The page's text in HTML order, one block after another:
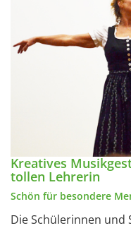
Kreatives
tollen Lehrerin
Schön für besondere
Die Schülerinnen und